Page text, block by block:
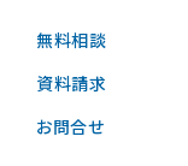
無料相談
資料請求
お問合せ